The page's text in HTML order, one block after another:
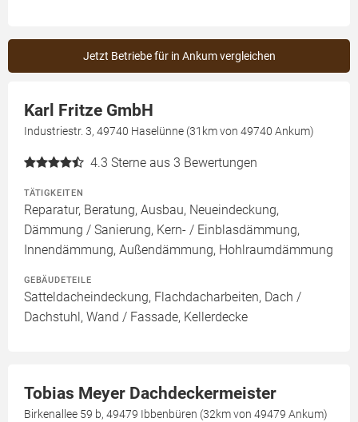
Jetzt Betriebe für in Ankum vergleichen
Karl Fritze GmbH
Industriestr. 3, 49740 Haselünne (31km von 49740 Ankum)
4.3 Sterne aus 3 Bewertungen
TÄTIGKEITEN
Reparatur, Beratung, Ausbau, Neueindeckung,
Dämmung / Sanierung, Kern- / Einblasdämmung,
Innendämmung, Außendämmung, Hohlraumdämmung
GEBÄUDETEILE
Satteldacheindeckung, Flachdacharbeiten, Dach /
Dachstuhl, Wand / Fassade, Kellerdecke
Tobias Meyer Dachdeckermeister
Birkenallee 59 b, 49479 Ibbenbüren (32km von 49479 Ankum)